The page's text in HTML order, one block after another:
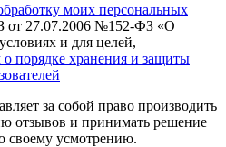
моих персональных
от 27.07.2006 №152-ФЗ «О
и для целей,
порядке хранения и защиты
за собой право производить
отзывов и принимать решение
своему усмотрению.